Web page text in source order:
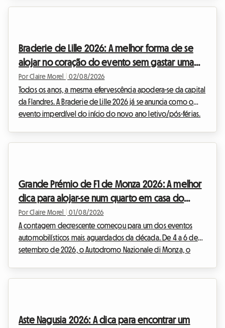
desilusão numa oportunidade única: orga...
Braderie de Lille 2026: A melhor forma de se
alojar no coração do evento sem gastar uma
fortuna
Por Claire Morel 02/08/2026
Todos os anos, a mesma efervescência apodera-se da capital
da Flandres. A Braderie de Lille 2026 já se anuncia como o
evento imperdível do início do novo ano letivo/pós-férias.
torna-se rapidamente uma verdadeira av...
Grande Prémio de F1 de Monza 2026: A melhor
dica para alojar-se num quarto em casa do
anfitrião sem rebentar o seu orçamento
Por Claire Morel 01/08/2026
A contagem decrescente começou para um dos eventos
automobilísticos mais aguardados da década. De 4 a 6 de
setembro de 2026, o Autodromo Nazionale di Monza, o
rapidamente num verdadeiro desafio, especialmente qua...
Aste Nagusia 2026: A dica para encontrar um